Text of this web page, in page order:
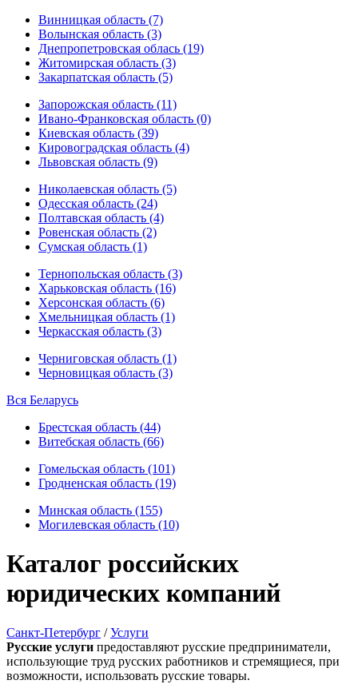
Винницкая область (7)
Волынская область (3)
Днепропетровская облась (19)
Житомирская область (3)
Закарпатская область (5)
Запорожская область (11)
Ивано-Франковская область (0)
Киевская область (39)
Кировоградская область (4)
Львовская область (9)
Николаевская область (5)
Одесская область (24)
Полтавская область (4)
Ровенская область (2)
Сумская область (1)
Тернопольская область (3)
Харьковская область (16)
Херсонская область (6)
Хмельницкая область (1)
Черкасская область (3)
Черниговская область (1)
Черновицкая область (3)
Вся Беларусь
Брестская область (44)
Витебская область (66)
Гомельская область (101)
Гродненская область (19)
Минская область (155)
Могилевская область (10)
Каталог российских
юридических компаний
Санкт-Петербург /Услуги
Русские услуги предоставляют русские предприниматели,
использующие труд русских работников и стремящиеся, при
возможности, использовать русские товары.